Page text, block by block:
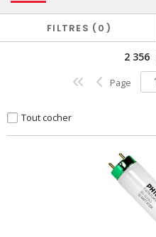
FILTRES 0
2 356
Page
Tout cocher